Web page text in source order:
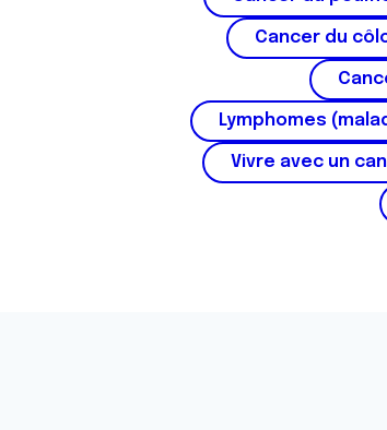
t
m
n
t
Cancer du
Lymphomes
Vivre avec un